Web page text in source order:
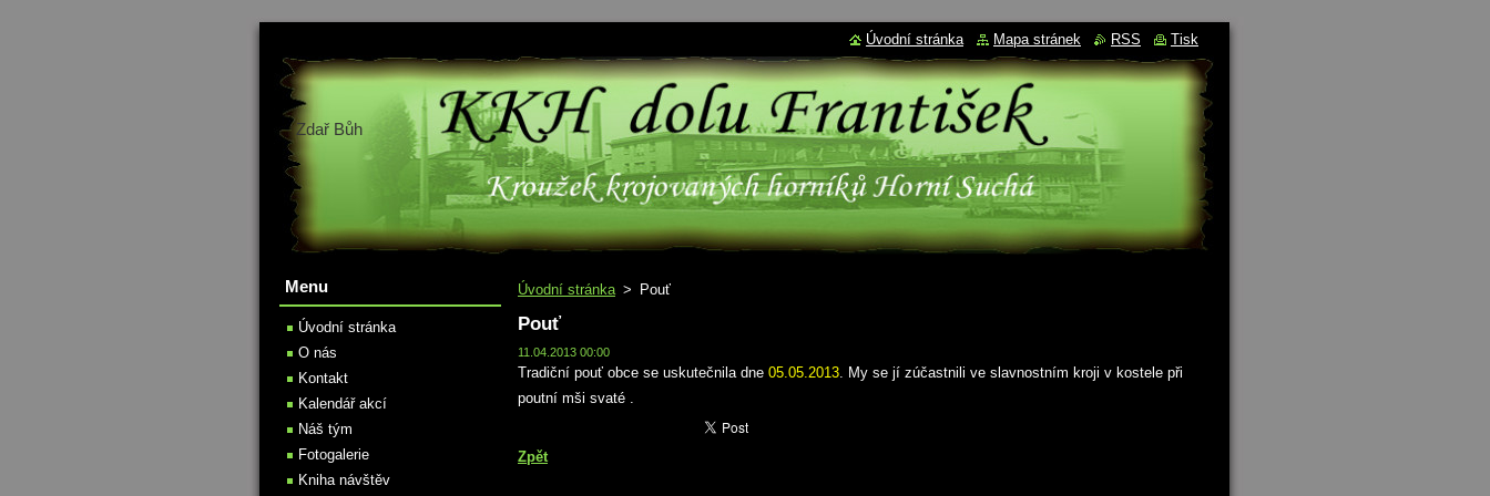
Zdař Bůh
Úvodní stránka > Pouť
Pouť
11.04.2013 00:00
Tradiční pouť obce se uskutečnila dne 05.05.2013. My se jí zúčastnili ve slavnostním kroji v kostele při
poutní mši svaté .
Zpět
Menu
Úvodní stránka
O nás
Kontakt
Kalendář akcí
Náš tým
Fotogalerie
Kniha návštěv
Úvodní stránka Mapa stránek RSS Tisk